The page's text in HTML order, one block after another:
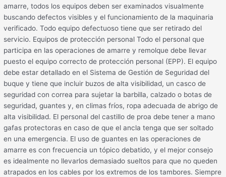
amarre, todos los equipos deben ser examinados visualmente
buscando defectos visibles y el funcionamiento de la maquinaria
verificado. Todo equipo defectuoso tiene que ser retirado del
servicio. Equipos de protección personal Todo el personal que
participa en las operaciones de amarre y remolque debe llevar
puesto el equipo correcto de protección personal (EPP). El equipo
debe estar detallado en el Sistema de Gestión de Seguridad del
buque y tiene que incluir buzos de alta visibilidad, un casco de
seguridad con correa para sujetar la barbilla, calzado o botas de
seguridad, guantes y, en climas fríos, ropa adecuada de abrigo de
alta visibilidad. El personal del castillo de proa debe tener a mano
gafas protectoras en caso de que el ancla tenga que ser soltado
en una emergencia. El uso de guantes en las operaciones de
amarre es con frecuencia un tópico debatido, y el mejor consejo
es idealmente no llevarlos demasiado sueltos para que no queden
atrapados en los cables por los extremos de los tambores. Siempre